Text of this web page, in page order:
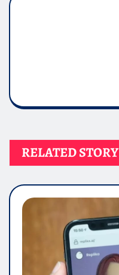
RELATED STORY